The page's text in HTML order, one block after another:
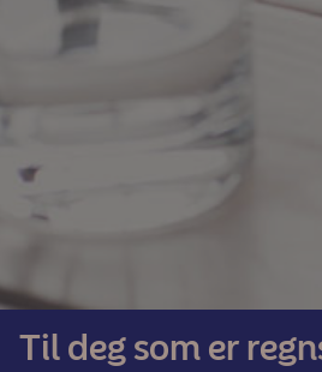
Til deg som er